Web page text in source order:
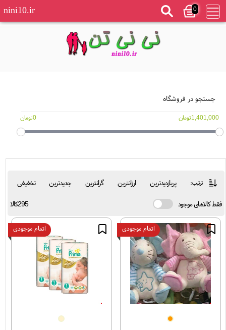
0
nini10.ir
جستجو در فروشگاه
1,401,000تومان 0تومان
ترتیب: پربازدیدترین ارزانترین گرانترین جدیدترین تخفیفی
فقط کالاهای موجود 295کالا
اتمام موجودی اتمام موجودی